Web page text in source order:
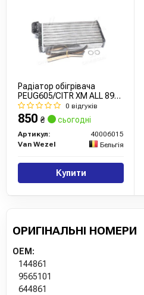
Радіатор обігрівача
PEUG605/CITR XM ALL 89-
00 (Van Wezel)0 відгуків
850 ₴ сьогодні
Артикул:
40006015
Van Wezel
Бельгія
Купити
ОРИГІНАЛЬНІ НОМЕРИ
OEM:
144861
9565101
644861